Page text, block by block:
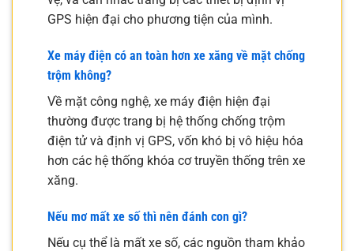
GPS hiện đại cho phương tiện của mình.
Xe máy điện có an toàn hơn xe xăng về mặt chống
trộm không?
Về mặt công nghệ, xe máy điện hiện đại
thường được trang bị hệ thống chống trộm
điện tử và định vị GPS, vốn khó bị vô hiệu hóa
hơn các hệ thống khóa cơ truyền thống trên xe
xăng.
Nếu mơ mất xe số thì nên đánh con gì?
Nếu cụ thể là mất xe số, các nguồn tham khảo